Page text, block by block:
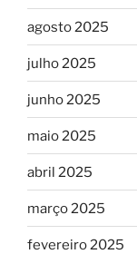
agosto 2025
julho 2025
junho 2025
maio 2025
abril 2025
março 2025
fevereiro 2025